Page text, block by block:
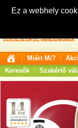
Ez a webhely
Miért Mi?
Keresők
Szakértő